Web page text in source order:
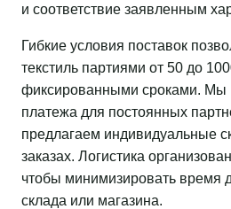
и соответствие заявленным
Гибкие условия поставок
текстиль партиями от 50 до
фиксированными сроками. Мы
платежа для постоянных
предлагаем индивидуальные
заказах. Логистика
чтобы минимизировать время
склада или магазина.